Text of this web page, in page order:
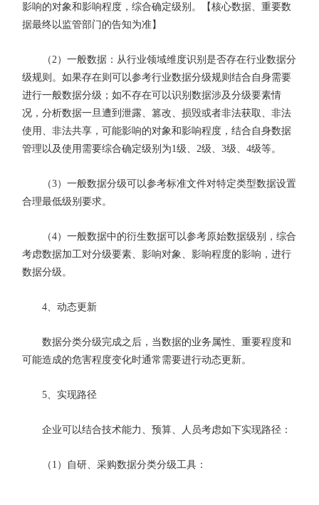
影响的对象和影响程度，综合确定级别。【核心数据、重要数
据最终以监管部门的告知为准】
（2）一般数据：从行业领域维度识别是否存在行业数据分
级规则。如果存在则可以参考行业数据分级规则结合自身需要
进行一般数据分级；如不存在可以识别数据涉及分级要素情
况，分析数据一旦遭到泄露、篡改、损毁或者非法获取、非法
使用、非法共享，可能影响的对象和影响程度，结合自身数据
管理以及使用需要综合确定级别为1级、2级、3级、4级等。
（3）一般数据分级可以参考标准文件对特定类型数据设置
合理最低级别要求。
（4）一般数据中的衍生数据可以参考原始数据级别，综合
考虑数据加工对分级要素、影响对象、影响程度的影响，进行
数据分级。
4、动态更新
数据分类分级完成之后，当数据的业务属性、重要程度和
可能造成的危害程度变化时通常需要进行动态更新。
5、实现路径
企业可以结合技术能力、预算、人员考虑如下实现路径：
（1）自研、采购数据分类分级工具：